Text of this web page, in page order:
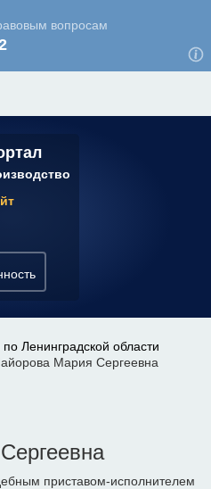
Ленинградской области
Мария Сергеевна
приставом-исполнителем